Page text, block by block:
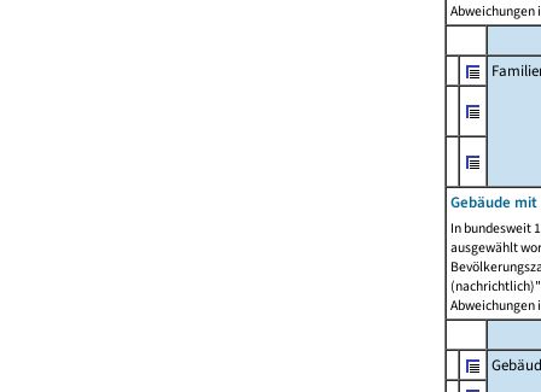
Abweichungen
Gebäude
In bundesweit
ausgewählt
Abweichungen